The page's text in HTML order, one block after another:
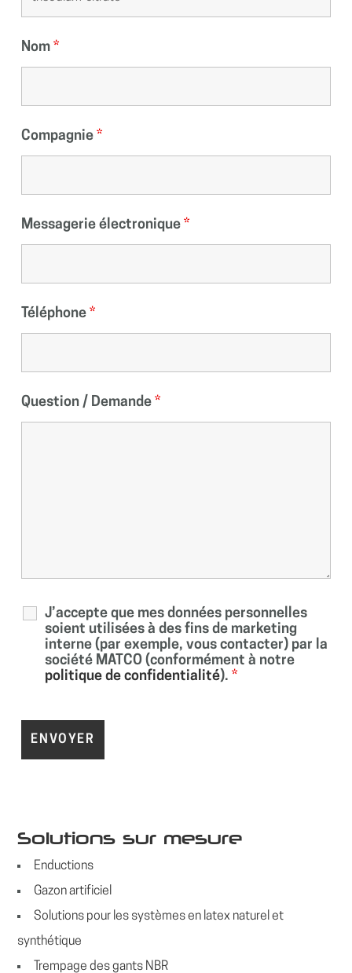
Nom*
Compagnie*
Messagerie électronique*
Téléphone*
Question / Demande*
J’accepte que mes données personnelles
soient utilisées à des fins de marketing
interne (par exemple, vous contacter) par la
société MATCO (conformément à notre
politique de confidentialité).*
Solutions sur mesure
Enductions
Gazon artificiel
Solutions pour les systèmes en latex naturel et
synthétique
Trempage des gants NBR